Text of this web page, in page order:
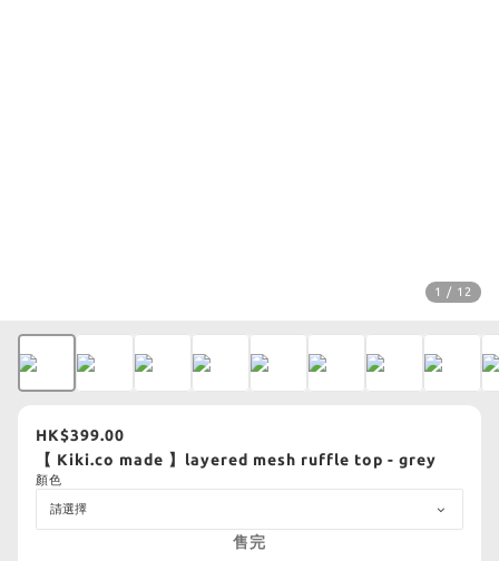
1 / 12
HK$399.00
【 Kiki.co made 】layered mesh ruffle top - grey
顏色
售完